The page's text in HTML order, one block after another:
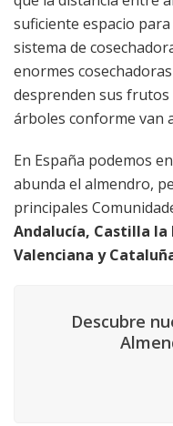
suficiente espacio
sistema de
enormes
desprenden sus frutos
árboles conforme van
En España podemos
abunda el almendro,
principales
Andalucía, Castilla la
Valenciana y
Descubre